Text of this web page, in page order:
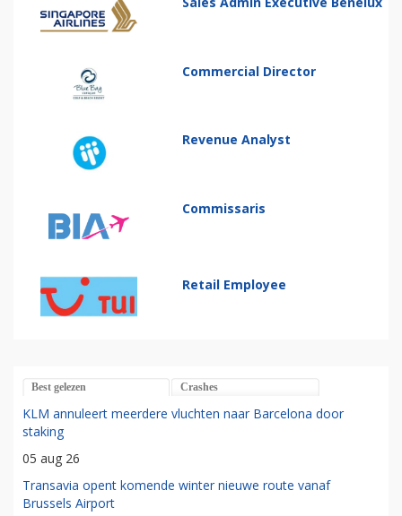
Commercial Director
Revenue Analyst
Commissaris
Retail Employee
Best gelezen Crashes
KLM annuleert meerdere vluchten naar Barcelona door
staking
05 aug 26
Transavia opent komende winter nieuwe route vanaf
Brussels Airport